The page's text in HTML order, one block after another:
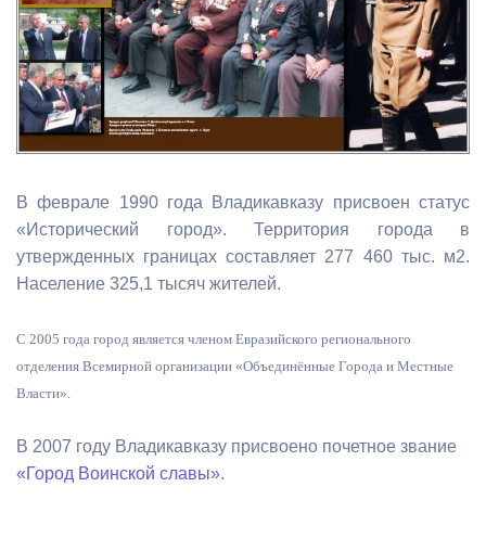
В феврале 1990 года Владикавказу присвоен статус
«Исторический город». Территория города в
утвержденных границах составляет 277 460 тыс. м2.
Население 325,1 тысяч жителей.
С 2005 года город является членом Евразийского регионального
отделения Всемирной организации «Объединённые Города и Местные
Власти».
В 2007 году Владикавказу присвоено почетное звание
«Город Воинской славы».